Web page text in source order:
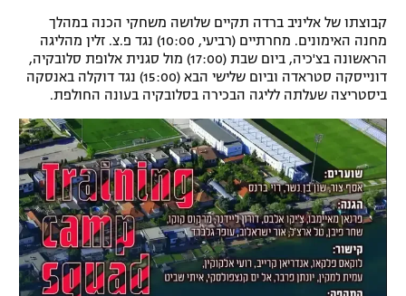
תנאי שימוש
מדיניות פרטיות
תקנון פעילות ספורט 1
רשיון להקרנה פומבית לבית עסק
הצטרפות לחבילת הערוצים
לוח דרושים – ג'ובנט
ספורט אתגרי ואקסטרים
אומנויות לחימה
גיימינג E-Sports
קבוצתו של אליניב ברדה תקיים שלושה משחקי הכנה במהלך
מחנה האימונים. מחרתיים (רביעי, 10:00) נגד פ.צ. זלין מהליגה
הראשונה בצ'כיה, ביום שבת (17:00) מול סגנית אלופת סלובקיה,
דונייסקה סטראדה וביום שלישי הבא (15:00) נגד דוקלה באנסקה
ביסטריצה שעלתה לליגה הבכירה בסלובקיה בעונה החולפת.